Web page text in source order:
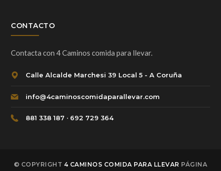
CONTACTO
Contacta con 4 Caminos comida para llevar.
Calle Alcalde Marchesi 39 Local 5 - A Coruña
info@4caminoscomidaparallevar.com
881 338 187 · 692 729 364
© COPYRIGHT 4 CAMINOS COMIDA PARA LLEVAR PÁGINA